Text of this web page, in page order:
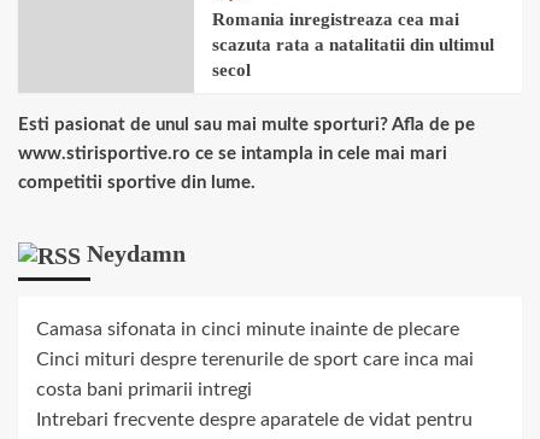
Romania inregistreaza cea mai
scazuta rata a natalitatii din ultimul
secol
Esti pasionat de unul sau mai multe sporturi? Afla de pe
www.stirisportive.ro ce se intampla in cele mai mari
competitii sportive din lume.
Neydamn
Camasa sifonata in cinci minute inainte de plecare
Cinci mituri despre terenurile de sport care inca mai
costa bani primarii intregi
Intrebari frecvente despre aparatele de vidat pentru